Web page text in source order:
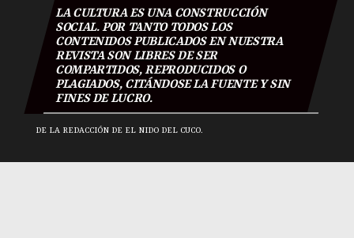
LA CULTURA ES UNA CONSTRUCCIÓN
SOCIAL. POR TANTO TODOS LOS
CONTENIDOS PUBLICADOS EN NUESTRA
REVISTA SON LIBRES DE SER
COMPARTIDOS, REPRODUCIDOS O
PLAGIADOS, CITÁNDOSE LA FUENTE Y SIN
FINES DE LUCRO.
DE LA REDACCIÓN DE EL NIDO DEL CUCO.